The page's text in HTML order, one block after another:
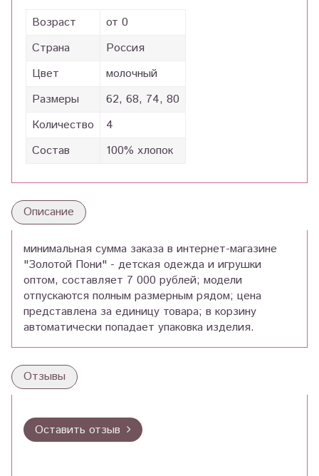
Возраст
от 0
Страна
Россия
Цвет
молочный
Размеры
62, 68, 74, 80
Количество
4
Состав
100% хлопок
Описание
минимальная сумма заказа в интернет-магазине
"Золотой Пони" - детская одежда и игрушки
оптом, составляет 7 000 рублей; модели
отпускаются полным размерным рядом; цена
представлена за единицу товара; в корзину
автоматически попадает упаковка изделия.
Отзывы
Оставить отзыв